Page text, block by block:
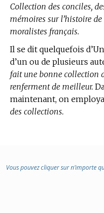
Collection des conciles,
mémoires sur l’histoire
moralistes français.
Il se dit quelquefois
d’un ou de plusieurs
fait une bonne collection
renferment de meilleur.
maintenant, on
des collections.
Vous pouvez cliquer sur n’importe